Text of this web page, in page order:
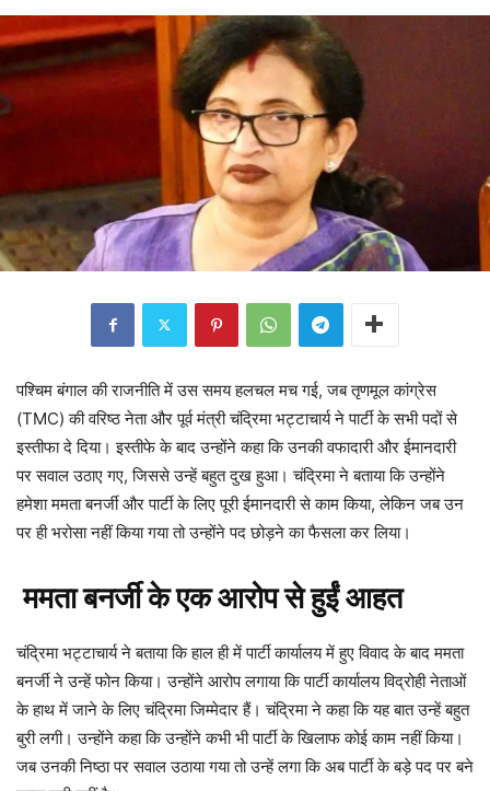
पश्चिम बंगाल की राजनीति में उस समय हलचल मच गई, जब तृणमूल कांग्रेस
(TMC) की वरिष्ठ नेता और पूर्व मंत्री चंद्रिमा भट्टाचार्य ने पार्टी के सभी पदों से
इस्तीफा दे दिया। इस्तीफे के बाद उन्होंने कहा कि उनकी वफादारी और ईमानदारी
पर सवाल उठाए गए, जिससे उन्हें बहुत दुख हुआ। चंद्रिमा ने बताया कि उन्होंने
हमेशा ममता बनर्जी और पार्टी के लिए पूरी ईमानदारी से काम किया, लेकिन जब उन
पर ही भरोसा नहीं किया गया तो उन्होंने पद छोड़ने का फैसला कर लिया।
ममता बनर्जी के एक आरोप से हुईं आहत
चंद्रिमा भट्टाचार्य ने बताया कि हाल ही में पार्टी कार्यालय में हुए विवाद के बाद ममता
बनर्जी ने उन्हें फोन किया। उन्होंने आरोप लगाया कि पार्टी कार्यालय विद्रोही नेताओं
के हाथ में जाने के लिए चंद्रिमा जिम्मेदार हैं। चंद्रिमा ने कहा कि यह बात उन्हें बहुत
बुरी लगी। उन्होंने कहा कि उन्होंने कभी भी पार्टी के खिलाफ कोई काम नहीं किया।
जब उनकी निष्ठा पर सवाल उठाया गया तो उन्हें लगा कि अब पार्टी के बड़े पद पर बने